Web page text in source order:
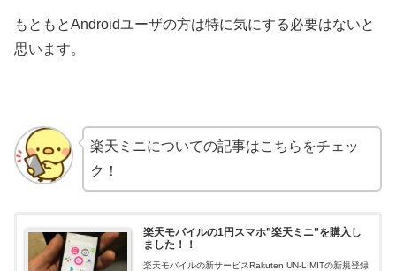
もともとAndroidユーザの方は特に気にする必要はないと
思います。
楽天ミニについての記事はこちらをチェッ
ク！
楽天モバイルの1円スマホ”楽天ミニ”を購入し
ました！！
楽天モバイルの新サービスRakuten UN-LIMITの新規登録